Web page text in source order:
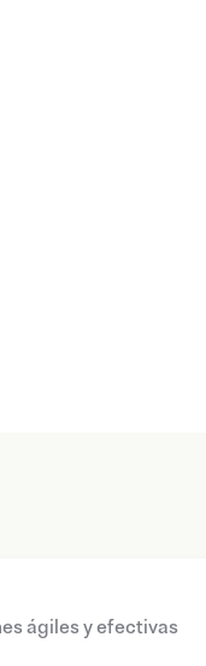
ágiles y efectivas